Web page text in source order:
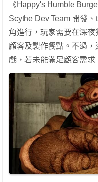
《Happy's Humble
Scythe Dev Team 開發
角進行，玩家需要在深
顧客及製作餐點。不過
戲，若未能滿足顧客需求